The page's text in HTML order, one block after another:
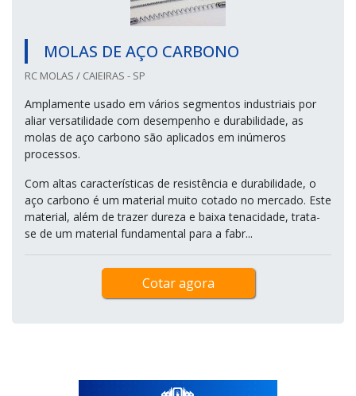
MOLAS DE AÇO CARBONO
RC MOLAS / CAIEIRAS - SP
Amplamente usado em vários segmentos industriais por
aliar versatilidade com desempenho e durabilidade, as
molas de aço carbono são aplicados em inúmeros
processos.
Com altas características de resistência e durabilidade, o
aço carbono é um material muito cotado no mercado. Este
material, além de trazer dureza e baixa tenacidade, trata-
se de um material fundamental para a fabr...
Cotar agora